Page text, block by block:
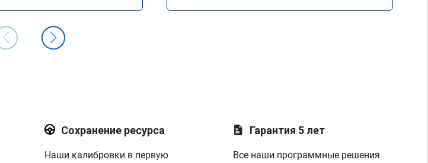
Сохранение ресурса
Наши калибровки в первую
Гарантия 5 лет
Все наши программные решения